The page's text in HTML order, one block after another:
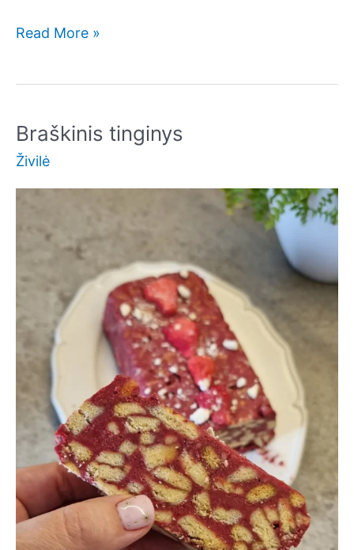
Apelsininis
Read More »
Braškinis tinginys
Živilė